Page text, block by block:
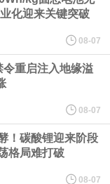
报道是“完全没有根据的谣
”。
。
求增加、价格走高及货源
度营运将优于第2季度，并
化迎来关键突破
08-07
重启注入地缘溢
08-07
！碳酸锂迎来阶段
格局难打破
08-07